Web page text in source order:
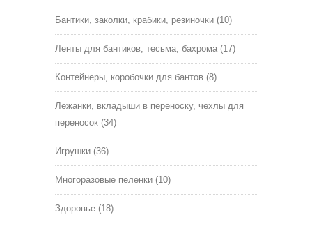
Бантики, заколки, крабики, резиночки (10)
Ленты для бантиков, тесьма, бахрома (17)
Контейнеры, коробочки для бантов (8)
Лежанки, вкладыши в переноску, чехлы для
переносок (34)
Игрушки (36)
Многоразовые пеленки (10)
Здоровье (18)